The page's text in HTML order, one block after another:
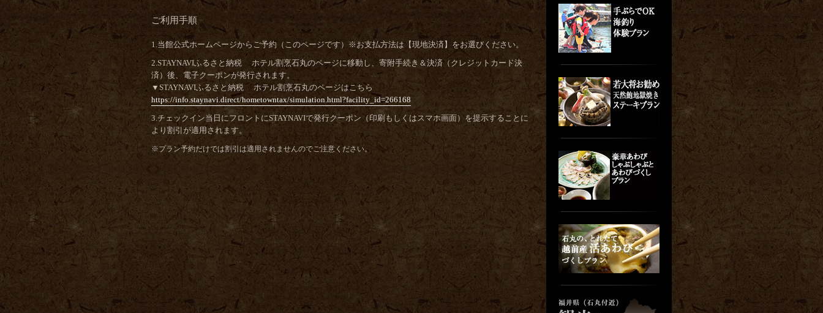
ご利用手順
1.当館公式ホームページからご予約（このページです）※お支払方法は【現地決済】をお選びください。
2.STAYNAVIふるさと納税 ホテル割烹石丸のページに移動し、寄附手続き＆決済（クレジットカード決
済）後、電子クーポンが発行されます。
▼STAYNAVIふるさと納税 ホテル割烹石丸のページはこちら
https://info.staynavi.direct/hometowntax/simulation.html?facility_id=266168
3.チェックイン当日にフロントにSTAYNAVIで発行クーポン（印刷もしくはスマホ画面）を提示することに
より割引が適用されます。
※プラン予約だけでは割引は適用されませんのでご注意ください。